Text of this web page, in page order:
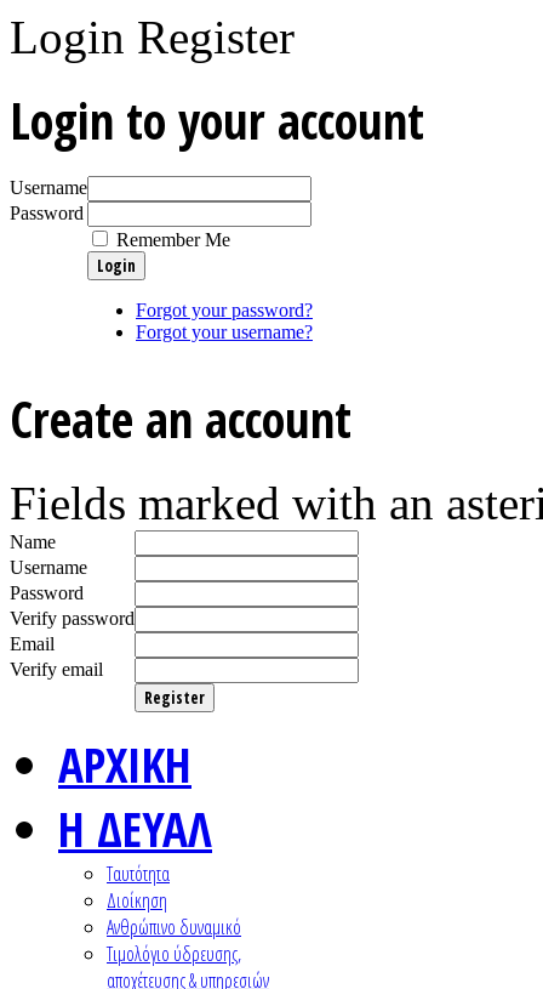
Login Register
Login to your account
Username
Password
Remember Me
Forgot your password?
Forgot your username?
Create an account
Fields marked with an
Name
Username
Password
Verify password
Email
Verify email
Register
ΑΡΧΙΚΗ
Η ΔΕΥΑΛ
Ταυτότητα
Διοίκηση
Ανθρώπινο δυναμικό
Τιμολόγιο ύδρευσης,
αποχέτευσης & υπηρεσιών